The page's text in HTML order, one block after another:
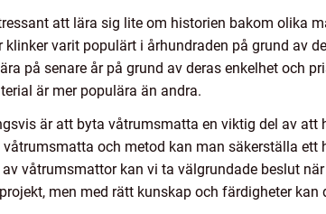
att lära sig lite om historien bakom olika
klinker varit populärt i århundraden på grund av
på senare år på grund av deras enkelhet och
är mer populära än andra.
är att byta våtrumsmatta en viktig del av
och metod kan man säkerställa
våtrumsmattor kan vi ta välgrundade beslut
men med rätt kunskap och färdigheter